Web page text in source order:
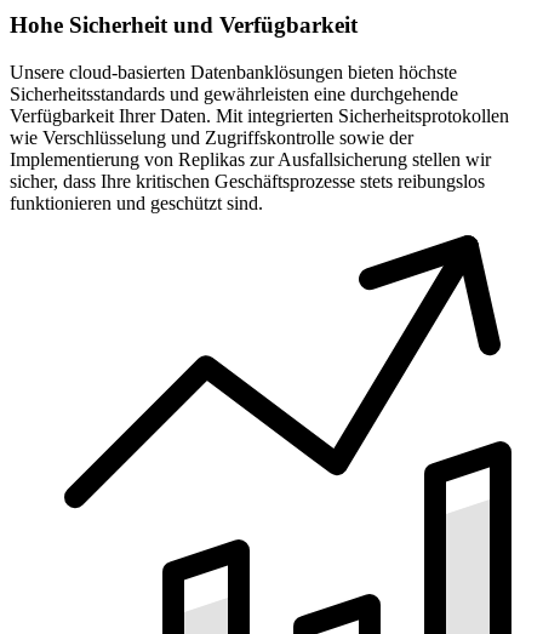
Hohe Sicherheit und Verfügbarkeit
Unsere cloud-basierten Datenbanklösungen bieten höchste
Sicherheitsstandards und gewährleisten eine durchgehende
Verfügbarkeit Ihrer Daten. Mit integrierten Sicherheitsprotokollen
wie Verschlüsselung und Zugriffskontrolle sowie der
Implementierung von Replikas zur Ausfallsicherung stellen wir
sicher, dass Ihre kritischen Geschäftsprozesse stets reibungslos
funktionieren und geschützt sind.